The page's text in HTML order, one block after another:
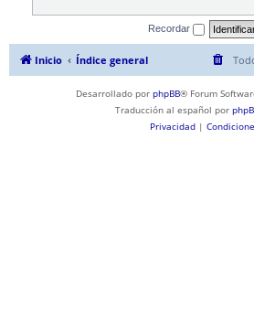
Recordar
Inicio Índice general
Desarrollado por phpBB® Forum
Traducción al español por
Privacidad |